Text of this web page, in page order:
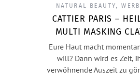
NATURAL BEAUTY,
CATTIER PARIS –
MULTI MASKING
Eure Haut macht
will? Dann wird es Zeit,
verwöhnende Auszeit zu